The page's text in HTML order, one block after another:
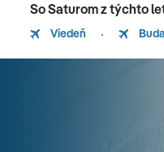
So Saturom z týchto
Viedeň